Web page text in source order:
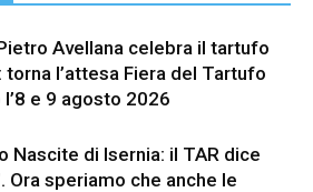
Avellana celebra il tartufo
torna l’attesa Fiera del Tartufo
l’8 e 9 agosto 2026
Nascite di Isernia: il TAR dice
Ora speriamo che anche le